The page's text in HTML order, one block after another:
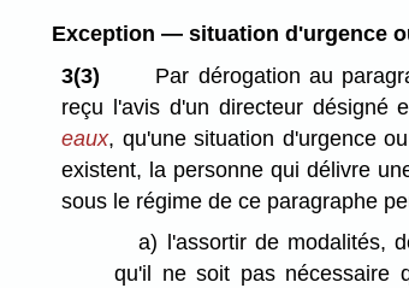
Exception — situation d'urgence
3(3)
Par dérogation au
reçu l'avis d'un directeur désigné
eaux, qu'une situation d'urgence
existent, la personne qui délivre
sous le régime de ce paragraphe
a)
l'assortir de modalités,
qu'il ne soit pas nécessaire